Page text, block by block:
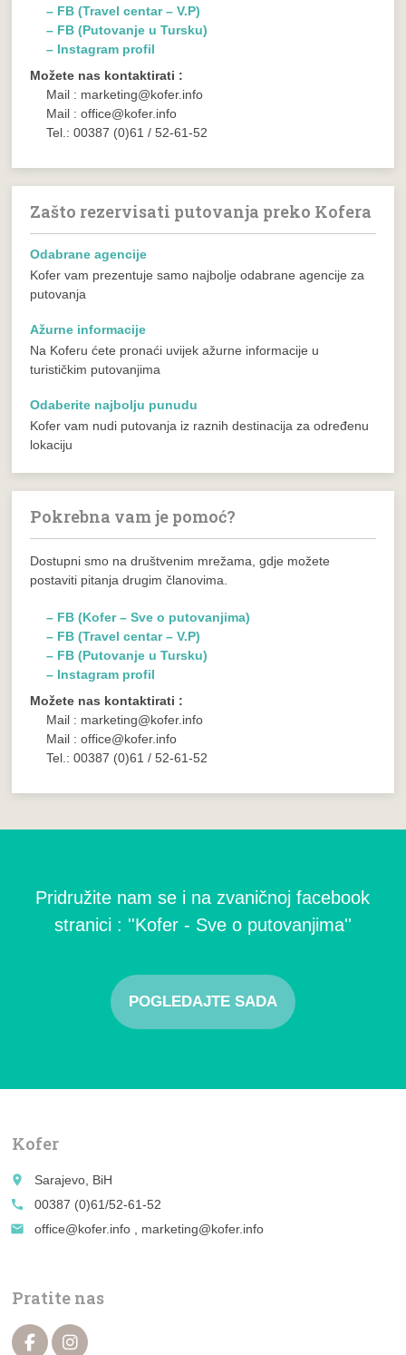
– FB (Travel centar – V.P)
– FB (Putovanje u Tursku)
– Instagram profil
Možete nas kontaktirati :
Mail : marketing@kofer.info
Mail : office@kofer.info
Tel.: 00387 (0)61 / 52-61-52
Zašto rezervisati putovanja preko Kofera
Odabrane agencije
Kofer vam prezentuje samo najbolje odabrane agencije za
putovanja
Ažurne informacije
Na Koferu ćete pronaći uvijek ažurne informacije u
turističkim putovanjima
Odaberite najbolju punudu
Kofer vam nudi putovanja iz raznih destinacija za određenu
lokaciju
Pokrebna vam je pomoć?
Dostupni smo na društvenim mrežama, gdje možete
postaviti pitanja drugim članovima.
– FB (Kofer – Sve o putovanjima)
– FB (Travel centar – V.P)
– FB (Putovanje u Tursku)
– Instagram profil
Možete nas kontaktirati :
Mail : marketing@kofer.info
Mail : office@kofer.info
Tel.: 00387 (0)61 / 52-61-52
Pridružite nam se i na zvaničnoj facebook
stranici : ''Kofer - Sve o putovanjima''
POGLEDAJTE SADA
Kofer
place
Sarajevo, BiH
call
00387 (0)61/52-61-52
email
office@kofer.info , marketing@kofer.info
Pratite nas